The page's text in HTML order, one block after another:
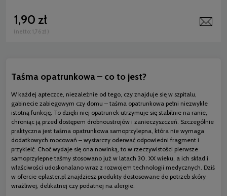
1,90 zł
(netto: 1,76 zł )
Taśma opatrunkowa – co to jest?
W każdej apteczce, niezależnie od tego, czy znajduje się w szpitalu,
gabinecie zabiegowym czy domu – taśma opatrunkowa pełni niezwykle
istotną funkcję. To dzięki niej opatrunek utrzymuje się stabilnie na ranie,
chroniąc ją przed dostępem drobnoustrojów i zanieczyszczeń. Szczególnie
praktyczna jest taśma opatrunkowa samoprzylepna, która nie wymaga
dodatkowych mocowań – wystarczy oderwać odpowiedni fragment i
przykleić. Choć wydaje się ona nowinką, to w rzeczywistości pierwsze
samoprzylepne taśmy stosowano już w latach 30. XX wieku, a ich skład i
właściwości udoskonalano wraz z rozwojem technologii medycznych. Dziś
w ofercie eplaster.pl znajdziesz produkty dostosowane do potrzeb skóry
wrażliwej, delikatnej czy podatnej na alergie.